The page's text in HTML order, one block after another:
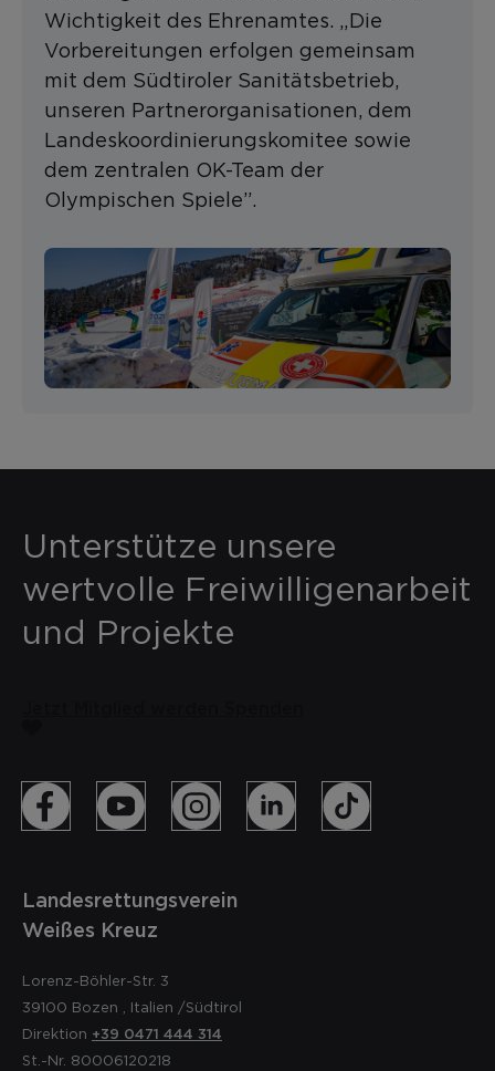
Wichtigkeit des Ehrenamtes. „Die
Vorbereitungen erfolgen gemeinsam
mit dem Südtiroler Sanitätsbetrieb,
unseren Partnerorganisationen, dem
Landeskoordinierungskomitee sowie
dem zentralen OK-Team der
Olympischen Spiele”.
Unterstütze unsere
wertvolle Freiwilligenarbeit
und Projekte
Landesrettungsverein
Weißes Kreuz
Lorenz-Böhler-Str. 3
39100 Bozen Italien /Südtirol
Direktion +39 0471 444 314
St.-Nr. 80006120218